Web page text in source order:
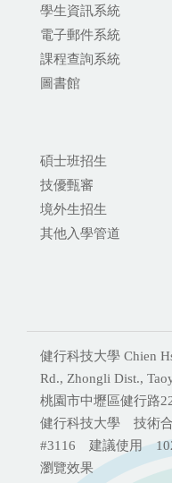
學生資訊系統
電子郵件系統
課程查詢系統
圖書館
碩士班招生
技優甄審
境外生招生
其他入學管道
健行科技大學 Chien
Rd., Zhongli Dist.,
桃園市中壢區健行路
健行科技大學 技術
#3116 建議使用
瀏覽效果